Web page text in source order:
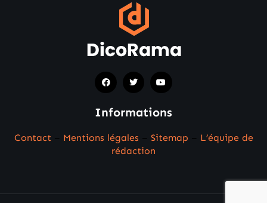
Informations
Contact Mentions légales Sitemap
L’équipe de
rédaction